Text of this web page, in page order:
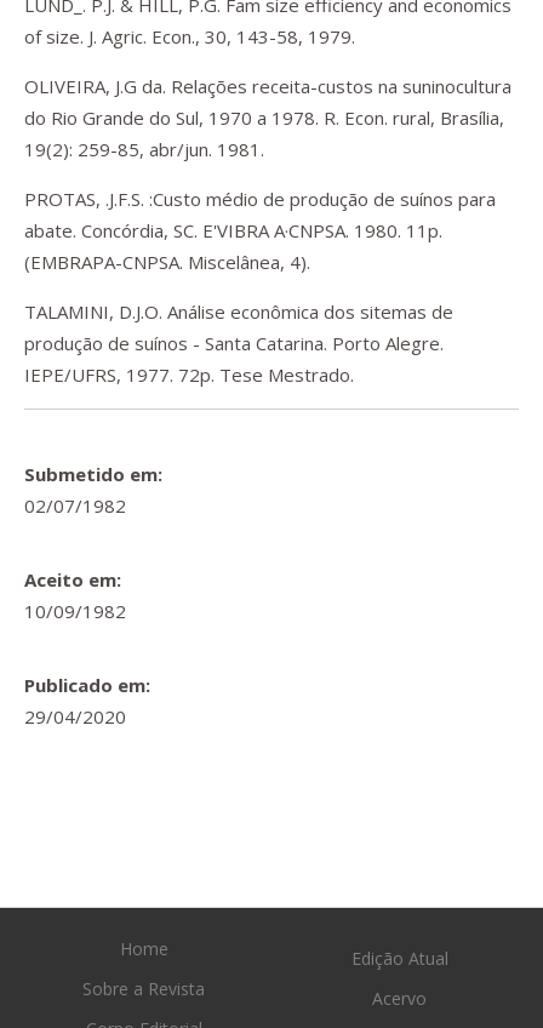
LUND_. P.J. & HILL, P.G. Fam size efficiency and economics
of size. J. Agric. Econ., 30, 143-58, 1979.
OLIVEIRA, J.G da. Relações receita-custos na suninocultura
do Rio Grande do Sul, 1970 a 1978. R. Econ. rural, Brasília,
19(2): 259-85, abr/jun. 1981.
PROTAS, .J.F.S. :Custo médio de produção de suínos para
abate. Concórdia, SC. E'VIBRA A·CNPSA. 1980. 11p.
(EMBRAPA-CNPSA. Miscelânea, 4).
TALAMINI, D.J.O. Análise econômica dos sitemas de
produção de suínos - Santa Catarina. Porto Alegre.
IEPE/UFRS, 1977. 72p. Tese Mestrado.
Submetido em:
02/07/1982
Aceito em:
10/09/1982
Publicado em:
29/04/2020
Home
Sobre a Revista
Edição Atual
Acervo